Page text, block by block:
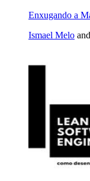
Enxugando a
Ismael Melo and